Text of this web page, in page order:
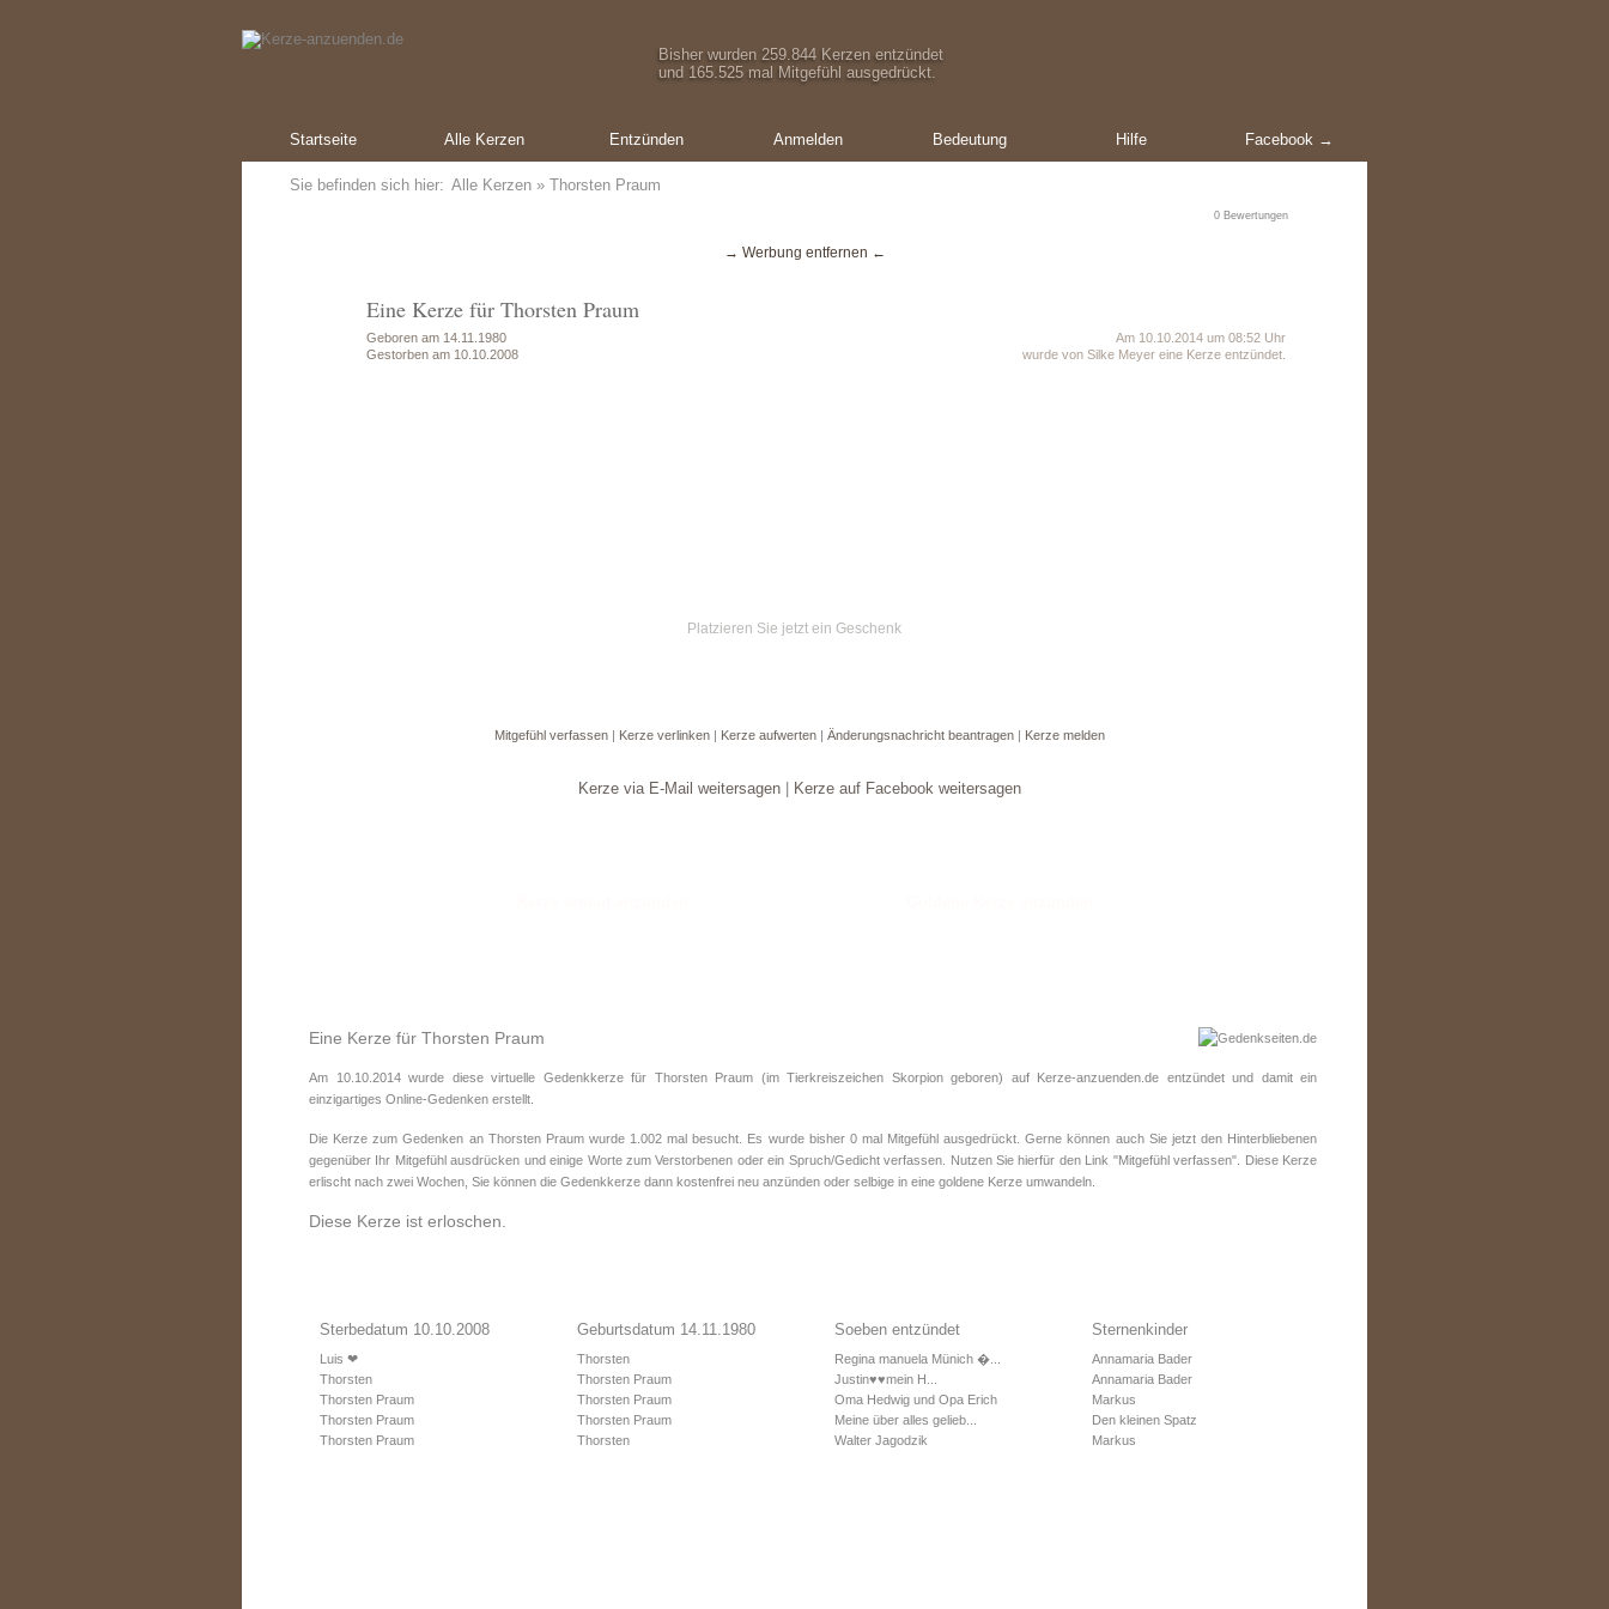
Bisher wurden 259.844 Kerzen entzündet
und 165.525 mal Mitgefühl ausgedrückt.
Startseite Alle Kerzen Entzünden Anmelden Bedeutung Hilfe Facebook →
Sie befinden sich hier: Alle Kerzen » Thorsten Praum
0 Bewertungen
→ Werbung entfernen ←
Eine Kerze für Thorsten Praum
Geboren am 14.11.1980
Gestorben am 10.10.2008
Am 10.10.2014 um 08:52 Uhr
wurde von Silke Meyer eine Kerze entzündet.
Platzieren Sie jetzt ein Geschenk
Mitgefühl verfassen | Kerze verlinken | Kerze aufwerten | Änderungsnachricht beantragen | Kerze melden
Kerze via E-Mail weitersagen Kerze auf Facebook weitersagen
Eine Kerze für Thorsten Praum
Am 10.10.2014 wurde diese virtuelle Gedenkkerze für Thorsten Praum (im Tierkreiszeichen Skorpiongeboren) auf Kerze-anzuenden.de entzündet und damit ein
einzigartiges Online-Gedenken erstellt.
Die Kerze zum Gedenken an Thorsten Praum wurde 1.002 mal besucht. Es wurde bisher 0 mal Mitgefühl ausgedrückt. Gerne können auch Sie jetzt den Hinterbliebenen
gegenüber Ihr Mitgefühl ausdrücken und einige Worte zum Verstorbenen oder ein Spruch/Gedicht verfassen. Nutzen Sie hierfür den Link "Mitgefühl verfassen". Diese Kerze
erlischt nach zwei Wochen, Sie können die Gedenkkerze dann kostenfrei neu anzünden oder selbige in eine goldene Kerze umwandeln.
Diese Kerze ist erloschen.
Sterbedatum 10.10.2008
Luis ❤
Thorsten
Thorsten Praum
Thorsten Praum
Thorsten Praum
Geburtsdatum 14.11.1980
Thorsten
Thorsten Praum
Thorsten Praum
Thorsten Praum
Thorsten
Soeben entzündet
Regina manuela Münich �...
Justin♥️♥️mein H...
Oma Hedwig und Opa Erich
Meine über alles gelieb...
Walter Jagodzik
Sternenkinder
Annamaria Bader
Annamaria Bader
Markus
Den kleinen Spatz
Markus